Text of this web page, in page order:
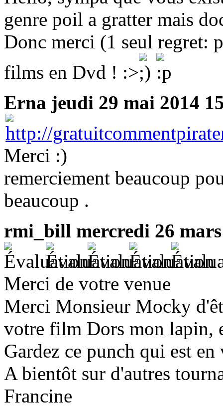
genre poil a gratter mais
Donc merci (1 seul regret:
films en Dvd ! :>
Erna jeudi 29 mai 2014
Merci :)
remerciement beaucoup
beaucoup .
rmi_bill mercredi 26
Merci de votre venue
Merci Monsieur Mocky
votre film Dors mon lapin,
Gardez ce punch qui est en
A bientôt sur d'autres
Francine